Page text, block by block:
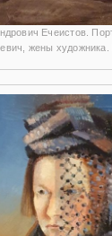
Ечеистов.
жены художника.